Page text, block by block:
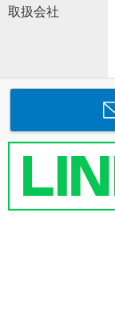
取扱会社